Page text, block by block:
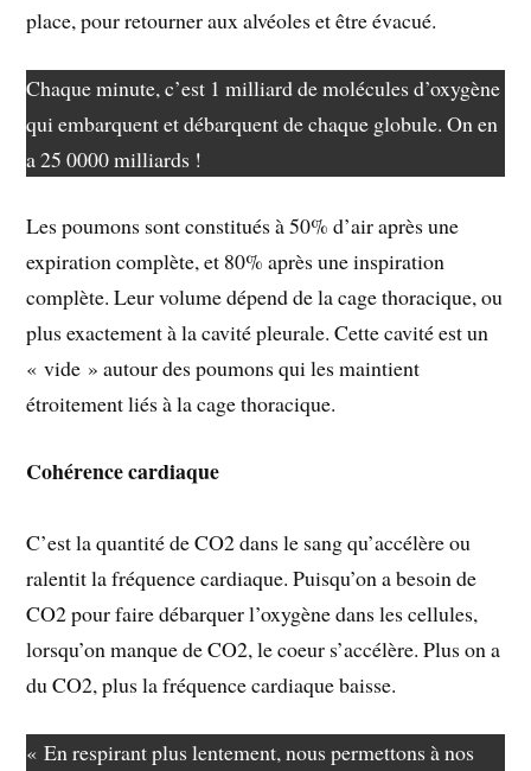
place, pour retourner aux alvéoles et être évacué.
Chaque minute, c’est 1 milliard de molécules d’oxygène
qui embarquent et débarquent de chaque globule. On en
a 25 0000 milliards !
Les poumons sont constitués à 50% d’air après une
expiration complète, et 80% après une inspiration
complète. Leur volume dépend de la cage thoracique, ou
plus exactement à la cavité pleurale. Cette cavité est un
« vide » autour des poumons qui les maintient
étroitement liés à la cage thoracique.
Cohérence cardiaque
C’est la quantité de CO2 dans le sang qu’accélère ou
ralentit la fréquence cardiaque. Puisqu’on a besoin de
CO2 pour faire débarquer l’oxygène dans les cellules,
lorsqu’on manque de CO2, le coeur s’accélère. Plus on a
du CO2, plus la fréquence cardiaque baisse.
« En respirant plus lentement, nous permettons à nos